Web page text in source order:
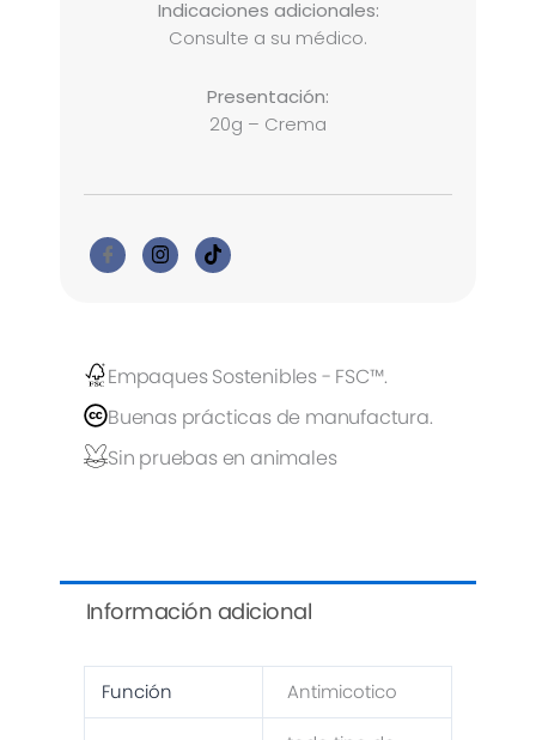
Indicaciones adicionales:
Consulte a su médico.
Presentación:
20g – Crema
Empaques Sostenibles - FSC™.
Buenas prácticas de manufactura.
Sin pruebas en animales
Información adicional
Función Antimicotico